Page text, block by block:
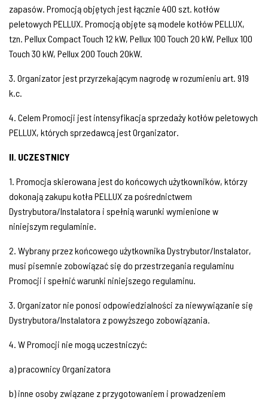
zapasów. Promocją objętych jest łącznie 400 szt. kotłów
peletowych PELLUX. Promocją objęte są modele kotłów PELLUX,
tzn. Pellux Compact Touch 12 kW, Pellux 100 Touch 20 kW, Pellux 100
Touch 30 kW, Pellux 200 Touch 20kW.
3. Organizator jest przyrzekającym nagrodę w rozumieniu art. 919
k.c.
4. Celem Promocji jest intensyfikacja sprzedaży kotłów peletowych
PELLUX, których sprzedawcą jest Organizator.
II. UCZESTNICY
1. Promocja skierowana jest do końcowych użytkowników, którzy
dokonają zakupu kotła PELLUX za pośrednictwem
Dystrybutora/Instalatora i spełnią warunki wymienione w
niniejszym regulaminie.
2. Wybrany przez końcowego użytkownika Dystrybutor/Instalator,
musi pisemnie zobowiązać się do przestrzegania regulaminu
Promocji i spełnić warunki niniejszego regulaminu.
3. Organizator nie ponosi odpowiedzialności za niewywiązanie się
Dystrybutora/Instalatora z powyższego zobowiązania.
4. W Promocji nie mogą uczestniczyć:
a) pracownicy Organizatora
b) inne osoby związane z przygotowaniem i prowadzeniem